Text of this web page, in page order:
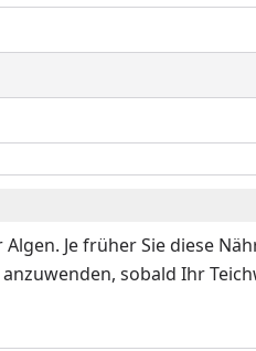
Je früher Sie diese
sobald Ihr